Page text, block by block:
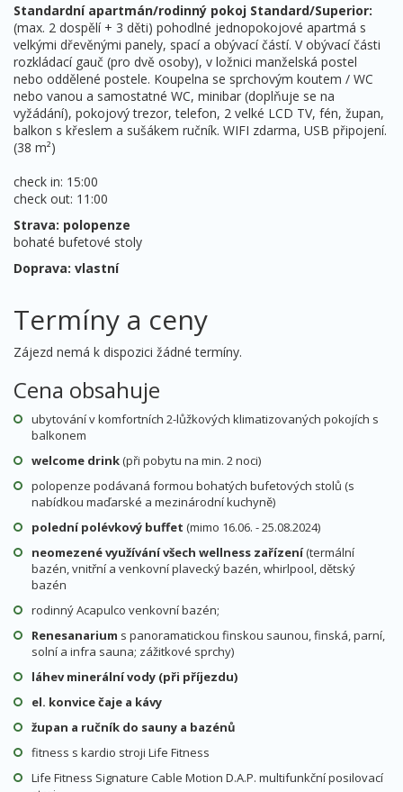
Standardní apartmán/rodinný pokoj Standard/Superior:
(max. 2 dospělí + 3 děti) pohodlné jednopokojové apartmá s
velkými dřevěnými panely, spací a obývací částí. V obývací části
rozkládací gauč (pro dvě osoby), v ložnici manželská postel
nebo oddělené postele. Koupelna se sprchovým koutem / WC
nebo vanou a samostatné WC, minibar (doplňuje se na
vyžádání), pokojový trezor, telefon, 2 velké LCD TV, fén, župan,
balkon s křeslem a sušákem ručník. WIFI zdarma, USB připojení.
(38 m²)
check in: 15:00
check out: 11:00
Strava: polopenze
bohaté bufetové stoly
Doprava: vlastní
Termíny a ceny
Zájezd nemá k dispozici žádné termíny.
Cena obsahuje
ubytování v komfortních 2-lůžkových klimatizovaných pokojích s
balkonem
welcome drink(při pobytu na min. 2 noci)
polopenze podávaná formou bohatých bufetových stolů (s
nabídkou maďarské a mezinárodní kuchyně)
polední polévkový buffet (mimo 16.06. - 25.08.2024)
neomezené využívání všech wellness zařízení(termální
bazén, vnitřní a venkovní plavecký bazén, whirlpool, dětský
bazén
rodinný Acapulco venkovní bazén;
Renesanarium s panoramatickou finskou saunou, finská, parní,
solní a infra sauna; zážitkové sprchy)
láhev minerální vody (při příjezdu)
el. konvice čaje a kávy
župan a ručník do sauny a bazénů
fitness s kardio stroji Life Fitness
Life Fitness Signature Cable Motion D.A.P. multifunkční posilovací